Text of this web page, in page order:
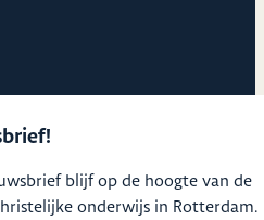
blijf op de hoogte van de
onderwijs in Rotterdam.